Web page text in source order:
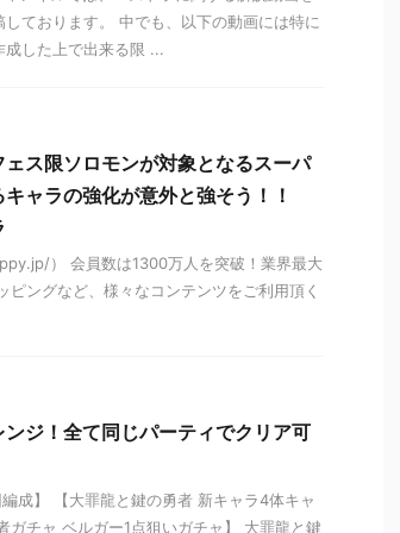
しております。 中でも、以下の動画には特に
した上で出来る限 ...
ェス限ソロモンが対象となるスーパ
ャラの強化が意外と強そう！！
） 会員数は1300万人を突破！業界最大
ングなど、様々なコンテンツをご利用頂く
ンジ！全て同じパーティでクリア可
成】 【大罪龍と鍵の勇者 新キャラ4体キャ
ガチャ ベルガー1点狙いガチャ】 大罪龍と鍵